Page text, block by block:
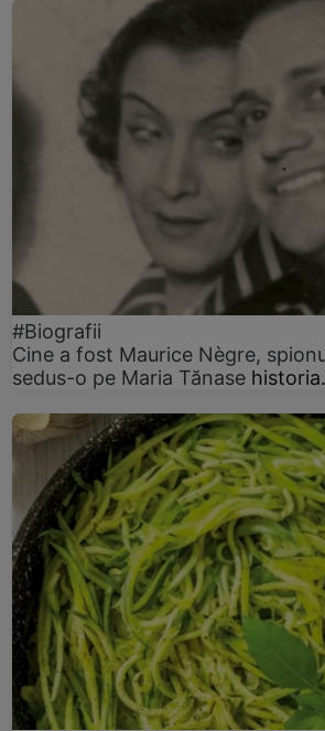
#Biografii
Cine a fost Maurice Nègre,
sedus-o pe Maria Tănase